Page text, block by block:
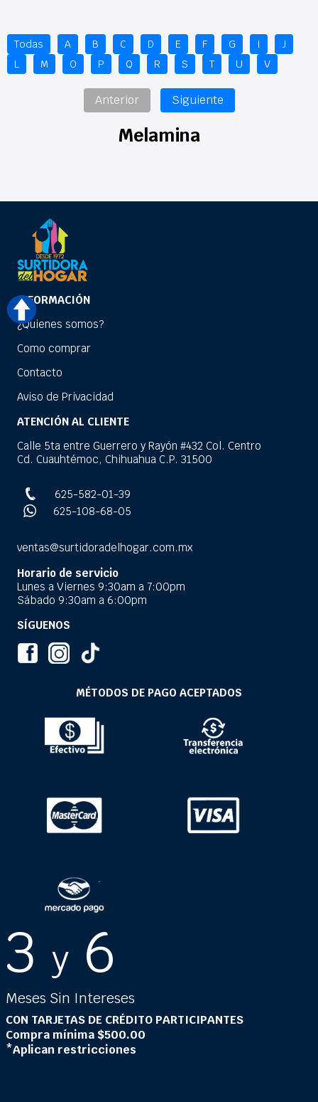
Todas A B C D E F G I
J
L
M O P Q R S T U V
Anterior Siguiente
Melamina
INFORMACIÓN
¿Quienes somos?
Como comprar
Contacto
Aviso de Privacidad
ATENCIÓN AL CLIENTE
Calle 5ta entre Guerrero y Rayón #432 Col. Centro
Cd. Cuauhtémoc, Chihuahua C.P. 31500
625-582-01-39
625-108-68-05
ventas@surtidoradelhogar.com.mx
Horario de servicio
Lunes a Viernes 9:30am a 7:00pm
Sábado 9:30am a 6:00pm
SÍGUENOS
MÉTODOS DE PAGO ACEPTADOS
3 y 6
Meses Sin Intereses
CON TARJETAS DE CRÉDITO PARTICIPANTES
Compra mínima $500.00
*Aplican restricciones